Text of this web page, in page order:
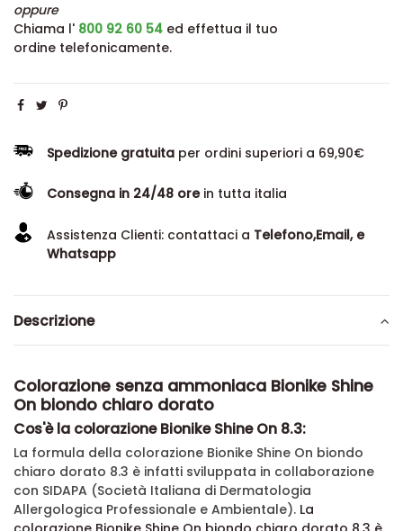
oppure
Chiama l' 800 92 60 54 ed effettua il tuo
ordine telefonicamente.
Spedizione gratuita per ordini superiori a 69,90€
Consegna in 24/48 orein tutta italia
Assistenza Clienti: contattaci a Telefono,Email, e
Whatsapp
Descrizione
Colorazione senza ammoniaca Bionike Shine
On biondo chiaro dorato
Cos'è la colorazione Bionike Shine On 8.3:
La formula della colorazione Bionike Shine On biondo
chiaro dorato 8.3 è infatti sviluppata in collaborazione
con SIDAPA (Società Italiana di Dermatologia
Allergologica Professionale e Ambientale). La